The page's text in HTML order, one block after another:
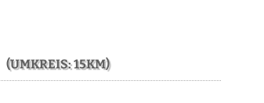
(UMKREIS: 15KM)